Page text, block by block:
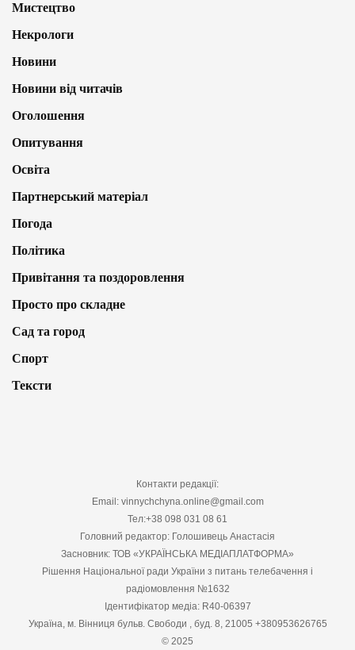
Мистецтво
Некрологи
Новини
Новини від читачів
Оголошення
Опитування
Освіта
Партнерський матеріал
Погода
Політика
Привітання та поздоровлення
Просто про складне
Сад та город
Спорт
Тексти
Контакти редакції:
Email: vinnychchyna.online@gmail.com
Тел:+38 098 031 08 61
Головний редактор: Голошивець Анастасія
Засновник: ТОВ «УКРАЇНСЬКА МЕДІАПЛАТФОРМА»
Рішення Національної ради України з питань телебачення і
радіомовлення №1632
Ідентифікатор медіа: R40-06397
Україна, м. Вінниця бульв. Свободи , буд. 8, 21005 +380953626765
© 2025